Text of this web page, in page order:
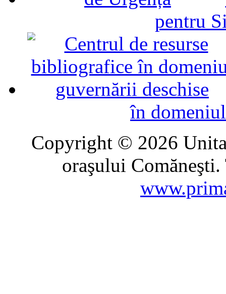
pentru
în
Copyright © 2026
oraşului